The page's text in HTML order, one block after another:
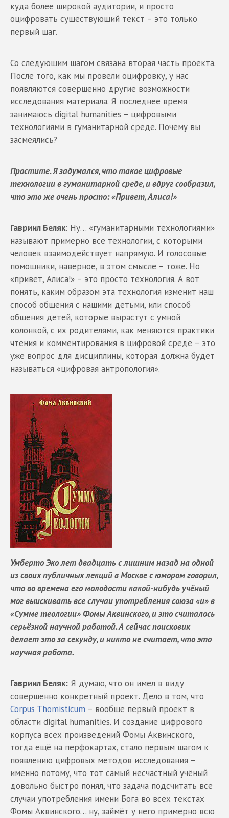
куда более широкой аудитории, и просто
оцифровать существующий текст – это только
первый шаг.
Со следующим шагом связана вторая часть проекта.
После того, как мы провели оцифровку, у нас
появляются совершенно другие возможности
исследования материала. Я последнее время
занимаюсь digital humanities – цифровыми
технологиями в гуманитарной среде. Почему вы
засмеялись?
Простите. Я задумался, что такое цифровые
технологии в гуманитарной среде, и вдруг сообразил,
что это же очень просто: «Привет, Алиса!»
Гавриил Беляк: Ну… «гуманитарными технологиями»
называют примерно все технологии, с которыми
человек взаимодействует напрямую. И голосовые
помощники, наверное, в этом смысле – тоже. Но
«привет, Алиса!» – это просто технология. А вот
понять, каким образом эта технология изменит наш
способ общения с нашими детьми, или способ
общения детей, которые вырастут с умной
колонкой, с их родителями, как меняются практики
чтения и комментирования в цифровой среде – это
уже вопрос для дисциплины, которая должна будет
называться «цифровая антропология».
Умберто Эко лет двадцать с лишним назад на одной
из своих публичных лекций в Москве с юмором говорил,
что во времена его молодости какой-нибудь учёный
мог выискивать все случаи употребления союза «и» в
«Сумме теологии» Фомы Аквинского, и это считалось
серьёзной научной работой. А сейчас поисковик
делает это за секунду, и никто не считает, что это
научная работа.
Гавриил Беляк: Я думаю, что он имел в виду
совершенно конкретный проект. Дело в том, что
Corpus Thomisticum – вообще первый проект в
области digital humanities. И создание цифрового
корпуса всех произведений Фомы Аквинского,
тогда ещё на перфокартах, стало первым шагом к
появлению цифровых методов исследования –
именно потому, что тот самый несчастный учёный
довольно быстро понял, что задача подсчитать все
случаи употребления имени Бога во всех текстах
Фомы Аквинского… ну, займёт у него примерно всю